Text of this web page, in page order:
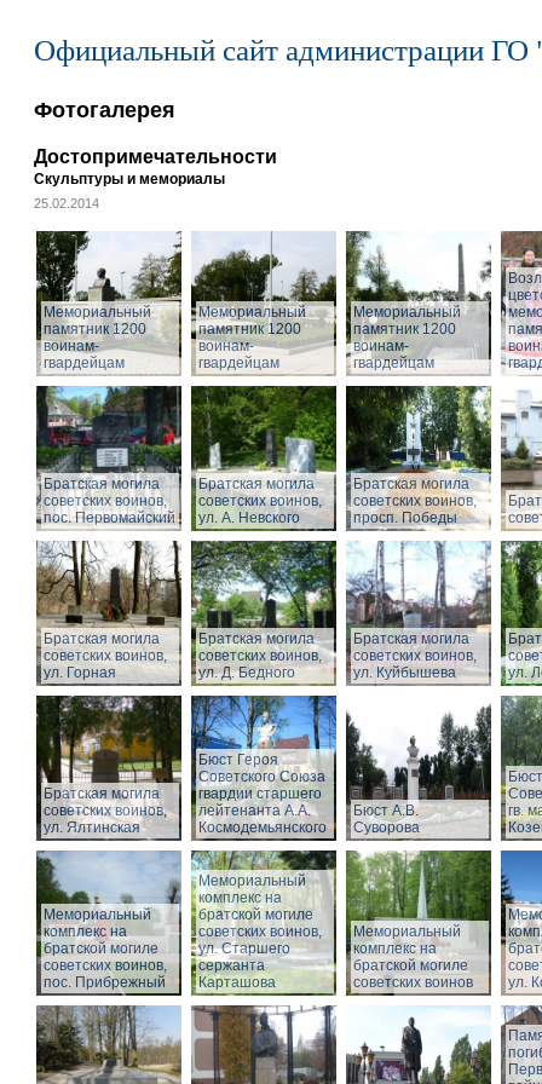
Официальный сайт администрации ГО
Фотогалерея
Достопримечательности
Скульптуры и мемориалы
25.02.2014
Мемориальный
памятник 1200
воинам-
гвардейцам
Мемориальный
памятник 1200
воинам-
гвардейцам
Мемориальный
памятник 1200
воинам-
гвардейцам
Братская могила
советских воинов,
пос. Первомайский
Братская могила
советских воинов,
ул. А. Невского
Братская могила
советских воинов,
просп. Победы
Братская могила
советских воинов,
ул. Горная
Братская могила
советских воинов,
ул. Д. Бедного
Братская могила
советских воинов,
ул. Куйбышева
ул.
Братская могила
советских воинов,
ул. Ялтинская
Бюст Героя
Советского Союза
гвардии старшего
лейтенанта А.А.
Космодемьянского
Бюст А.В.
Суворова
гв.
Мемориальный
комплекс на
братской могиле
советских воинов,
пос. Прибрежный
Мемориальный
комплекс на
братской могиле
советских воинов,
ул. Старшего
сержанта
Карташова
Мемориальный
комплекс на
братской могиле
советских воинов
ул.